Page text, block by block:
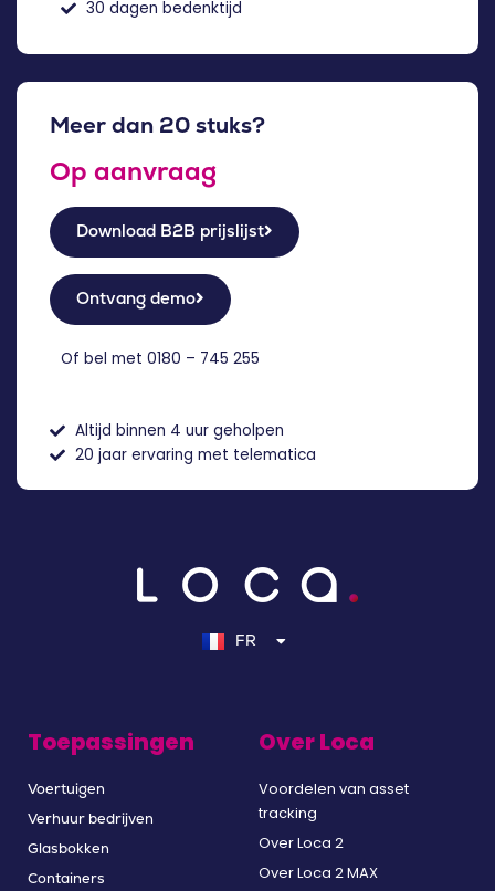
30 dagen bedenktijd
Meer dan 20 stuks?
Op aanvraag
Download B2B prijslijst
Ontvang demo
Of bel met 0180 – 745 255
Altijd binnen 4 uur geholpen
20 jaar ervaring met telematica
FR
NL
DE
Toepassingen
Voertuigen
Verhuur bedrijven
Glasbokken
Containers
Over Loca
Voordelen van asset
tracking
Over Loca 2
Over Loca 2 MAX